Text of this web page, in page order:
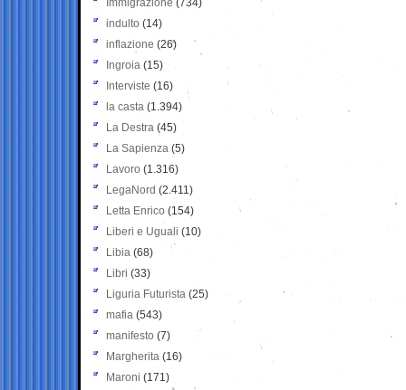
Immigrazione (734)
indulto (14)
inflazione (26)
Ingroia (15)
Interviste (16)
la casta (1.394)
La Destra (45)
La Sapienza (5)
Lavoro (1.316)
LegaNord (2.411)
Letta Enrico (154)
Liberi e Uguali (10)
Libia (68)
Libri (33)
Liguria Futurista (25)
mafia (543)
manifesto (7)
Margherita (16)
Maroni (171)